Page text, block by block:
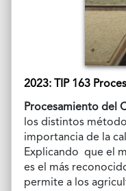
2023: TIP 163
Procesamiento del
los distintos
importancia de la
Explicando que el
es el más
permite a los